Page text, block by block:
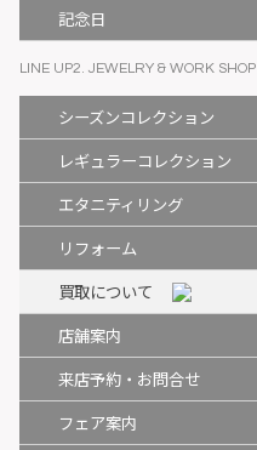
記念日
LINE UP2. JEWELRY & WORK SHOP
シーズンコレクション
レギュラーコレクション
エタニティリング
リフォーム
買取について
店舗案内
来店予約・お問合せ
フェア案内